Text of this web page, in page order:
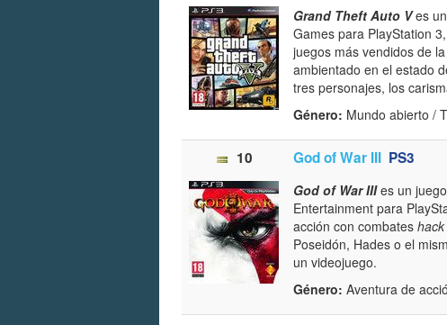
Grand Theft Auto Ves
Games para PlayStation
juegos más vendidos de
ambientado en el estado
tres personajes, los
Género: Mundo abierto /
10 God of War III PS3
God of War IIIes un
Entertainment para
acción con combates
Poseidón, Hades o el
un videojuego.
Género: Aventura de